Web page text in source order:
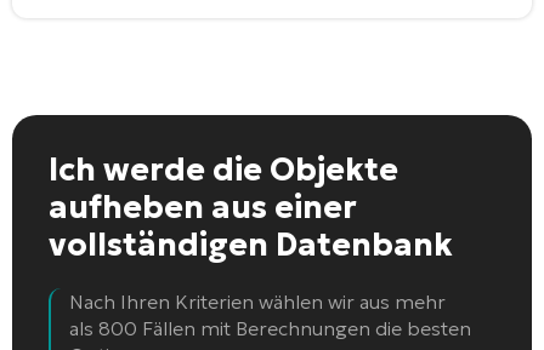
Ich werde die Objekte
aufheben aus einer
vollständigen Datenbank
Nach Ihren Kriterien wählen wir aus mehr
als 800 Fällen mit Berechnungen die besten